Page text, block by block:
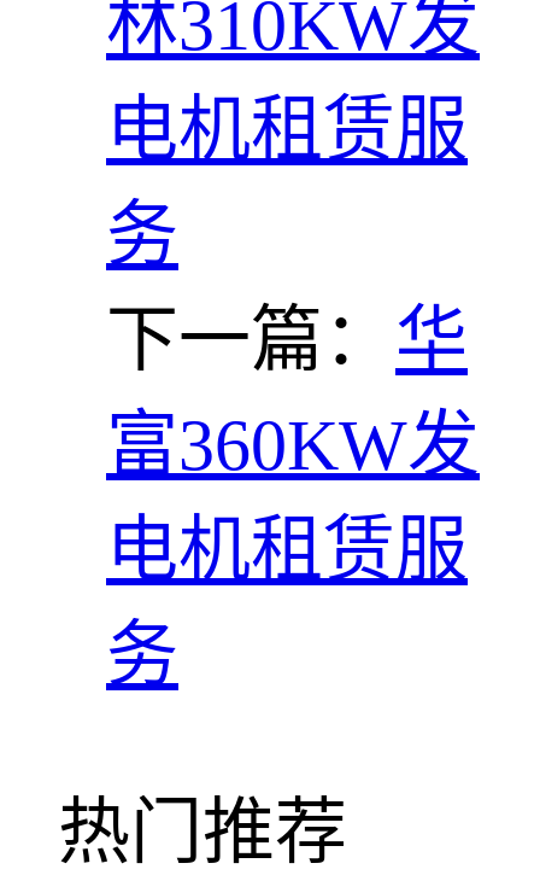
林310KW发
电机租赁服
务
下一篇： 华
富360KW发
电机租赁服
务
热门推荐